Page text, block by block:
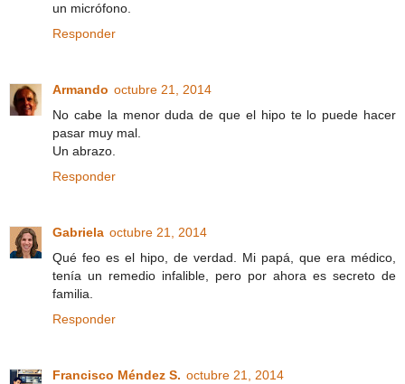
un micrófono.
Responder
Armando octubre 21, 2014
No cabe la menor duda de que el hipo te lo puede hacer
pasar muy mal.
Un abrazo.
Responder
Gabriela octubre 21, 2014
Qué feo es el hipo, de verdad. Mi papá, que era médico,
tenía un remedio infalible, pero por ahora es secreto de
familia.
Responder
Francisco Méndez S. octubre 21, 2014